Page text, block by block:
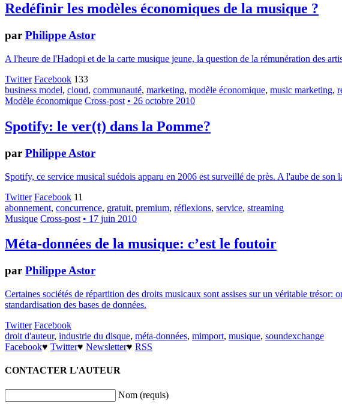
Redéfinir les modèles économiques de la musique ?
par Philippe Astor
A l'heure de l'Hadopi et de la carte musique jeune, la question de la rémunération des
Twitter Facebook 133
business model, cloud, communauté, marketing, modèle économique, music marketing,
Modèle économique Cross-post • 26 octobre 2010
Spotify: le ver(t) dans la Pomme?
par Philippe Astor
Spotify, ce service musical suédois apparu en 2006 est surveillé de près. A l'aube de
Twitter Facebook 11
abonnement, concurrence, gratuit, premium, réflexions, service, streaming
Musique Cross-post • 17 juin 2010
Méta-données de la musique: c’est le foutoir
par Philippe Astor
Certaines sociétés de répartition des droits musicaux sont assises sur un véritable
standardisation des bases de données.
Twitter Facebook
droit d'auteur, industrie du disque, méta-données, mimport, musique, soundexchange
Facebook♥ Twitter♥ Newsletter♥ RSS
CONTACTER L'AUTEUR
Nom (requis)